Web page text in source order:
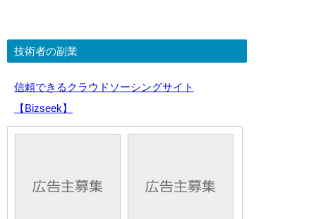
技術者の副業
信頼できるクラウドソーシングサイト
【Bizseek】